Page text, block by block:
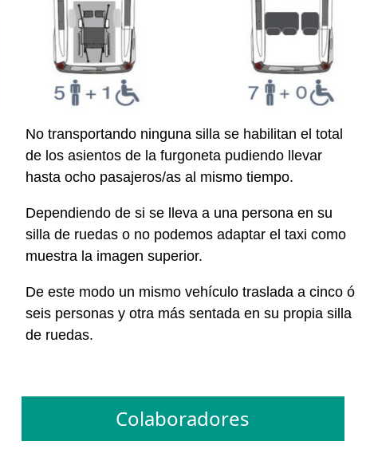
No transportando ninguna silla se habilitan el total
de los asientos de la furgoneta pudiendo llevar
hasta ocho pasajeros/as al mismo tiempo.
Dependiendo de si se lleva a una persona en su
silla de ruedas o no podemos adaptar el taxi como
muestra la imagen superior.
De este modo un mismo vehículo traslada a cinco ó
seis personas y otra más sentada en su propia silla
de ruedas.
Colaboradores